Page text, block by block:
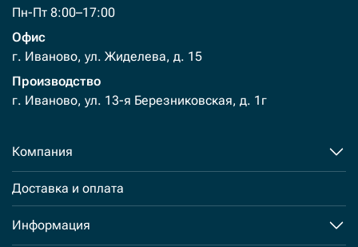
Пн-Пт 8:00–17:00
Офис
г. Иваново, ул. Жиделева, д. 15
Производство
г. Иваново, ул. 13-я Березниковская, д. 1г
Компания
Доставка и оплата
Информация